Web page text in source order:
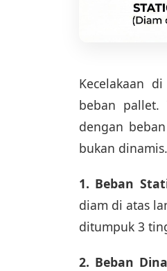
Kecelakaan
beban pallet.
dengan
bukan
1. Beban
diam di atas
ditumpuk 3
2. Beban